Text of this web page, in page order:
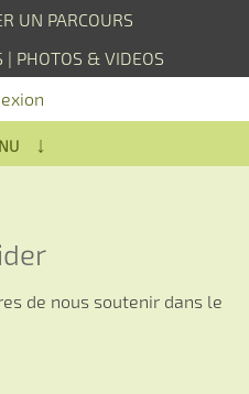
UN PARCOURS
| PHOTOS & VIDEOS
↓
de nous soutenir dans le